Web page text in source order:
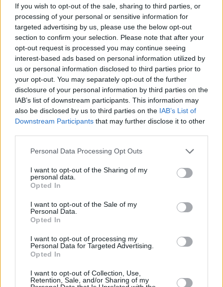
If you wish to opt-out of the sale, sharing to third parties, or
processing of your personal or sensitive information for
targeted advertising by us, please use the below opt-out
section to confirm your selection. Please note that after your
opt-out request is processed you may continue seeing
interest-based ads based on personal information utilized by
us or personal information disclosed to third parties prior to
your opt-out. You may separately opt-out of the further
disclosure of your personal information by third parties on the
IAB’s list of downstream participants. This information may
also be disclosed by us to third parties on the IAB’s List of
Downstream Participants that may further disclose it to other
Please note that this website/app uses one or more Google
not limited to your visit or usage behaviour. You may click to
grant or deny consent to Google and its third-party tags to
use your data for below specified purposes in below Google
consent section.
Personal Data Processing Opt Outs
I want to opt-out of the Sharing of my
personal data.
Opted In
I want to opt-out of the Sale of my
Personal Data.
Opted In
I want to opt-out of processing my
Personal Data for Targeted Advertising.
Opted In
I want to opt-out of Collection, Use,
Retention, Sale, and/or Sharing of my
Hirdetés
Hirdetés